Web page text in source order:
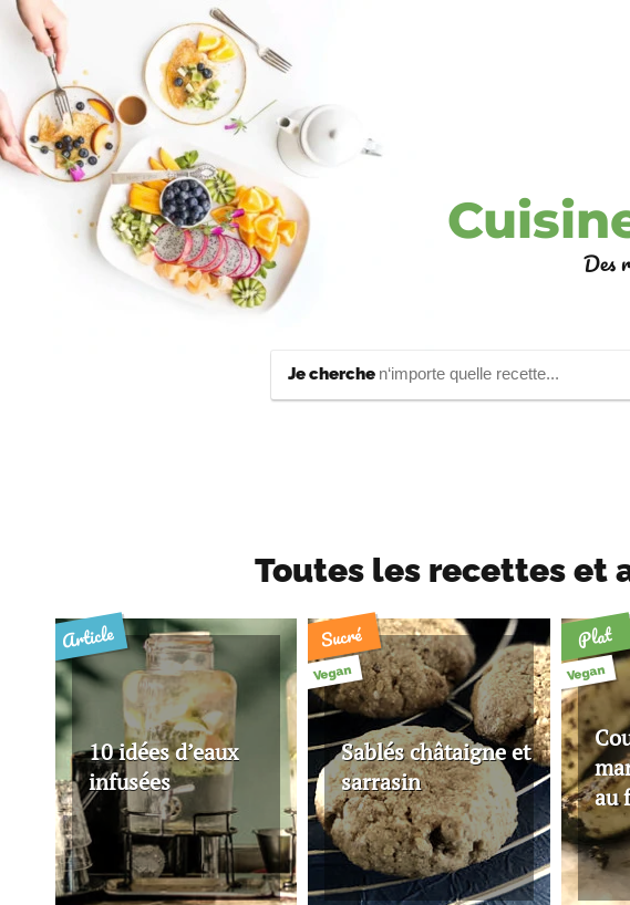
Des
Je cherche
Toutes les recettes et
Article
10 idées d’eaux
infusées
Sucré
Vegan
Sablés châtaigne et
sarrasin
Plat
Vegan
au